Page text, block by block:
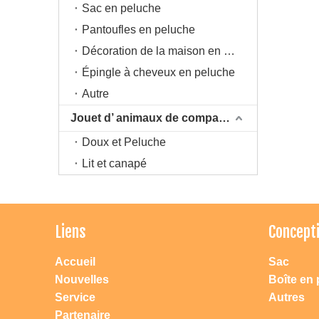
Sac en peluche
Pantoufles en peluche
Décoration de la maison en peluche
Épingle à cheveux en peluche
Autre
Jouet d’ animaux de compagnie
Doux et Peluche
Lit et canapé
Liens
Accueil
Nouvelles
Service
Partenaire
Sac
Boîte en
Autres